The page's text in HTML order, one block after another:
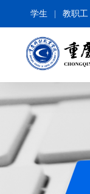
学生 教职工